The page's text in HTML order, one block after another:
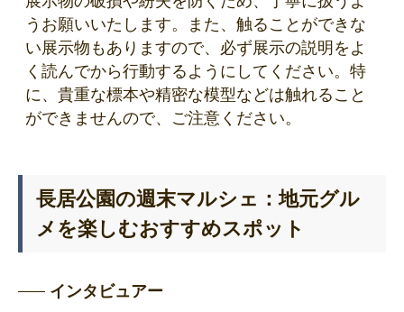
うお願いいたします。また、触ることができな
い展示物もありますので、必ず展示の説明をよ
く読んでから行動するようにしてください。特
に、貴重な標本や精密な模型などは触れること
ができませんので、ご注意ください。
長居公園の週末マルシェ：地元グル
メを楽しむおすすめスポット
インタビュアー